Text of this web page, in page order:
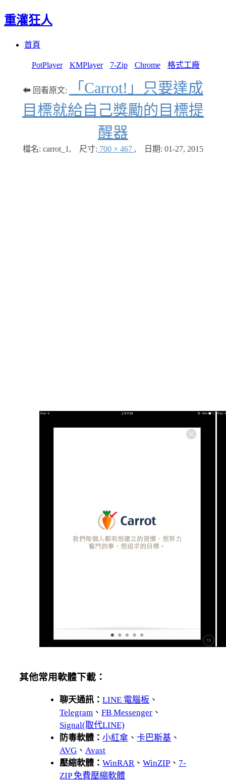
重灌狂人
首頁
PotPlayer KMPlayer 7-Zip Chrome 格式工廠
⬅ 回看原文:
「Carrot!」只要達成
目標就給自己獎勵的目標提
醒器
檔名: carrot_1 , 尺寸: 700 × 467 , 日期: 01-27, 2015
其他常用軟體下載：
聊天通訊：LINE 電腦板 、
Telegram 、FB Messenger 、
Signal(取代LINE)
防毒軟體：小紅傘 、卡巴斯基 、
AVG 、 Avast
壓縮軟體：WinRAR 、WinZIP 、 7-
ZIP 免費壓縮軟體